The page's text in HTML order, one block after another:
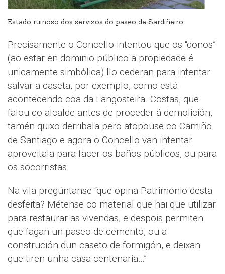
Estado ruinoso dos servizos do paseo de Sardiñeiro
Precisamente o Concello intentou que os “donos”
(ao estar en dominio público a propiedade é
unicamente simbólica) llo cederan para intentar
salvar a caseta, por exemplo, como está
acontecendo coa da Langosteira. Costas, que
falou co alcalde antes de proceder á demolición,
tamén quixo derribala pero atopouse co Camiño
de Santiago e agora o Concello van intentar
aproveitala para facer os baños públicos, ou para
os socorristas.
Na vila pregúntanse “que opina Patrimonio desta
desfeita? Métense co material que hai que utilizar
para restaurar as vivendas, e despois permiten
que fagan un paseo de cemento, ou a
construción dun caseto de formigón, e deixan
que tiren unha casa centenaria…”